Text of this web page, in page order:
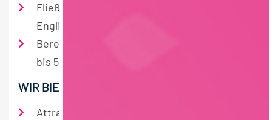
Fließende Deutsch- und gute
Englischkenntnisse
Bereitschaft für eine Vor-Ort-Präsenz von 4
bis 5 Tagen pro Woche
WIR BIETEN
Attraktive Vergütung sowie Sozialleistungen